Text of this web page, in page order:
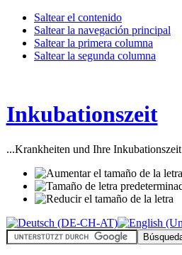
Saltear el contenido
Saltear la navegación principal
Saltear la primera columna
Saltear la segunda columna
Inkubationszeit
...Krankheiten und Ihre Inkubationszeit